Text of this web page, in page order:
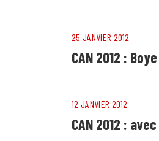
25 JANVIER 2012
CAN 2012 :
12 JANVIER 2012
CAN 2012 :